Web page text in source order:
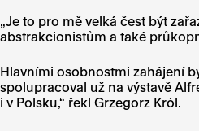
„Je to pro mě velká čest být
abstrakcionistům a také
Hlavními osobnostmi zahájení
spolupracoval už na výstavě
i v Polsku,“ řekl Grzegorz Król.